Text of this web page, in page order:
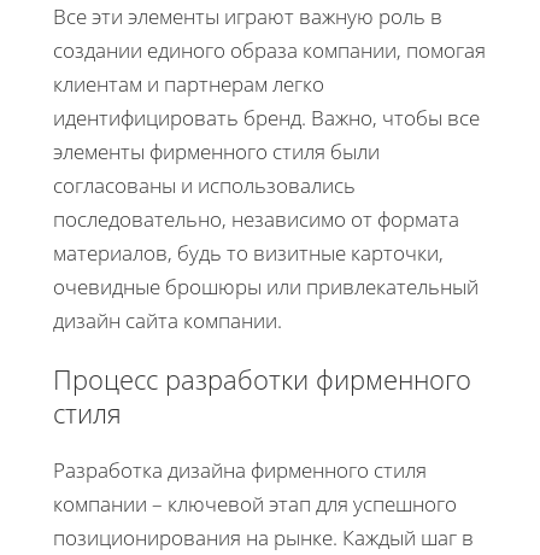
Все эти элементы играют важную роль в
создании единого образа компании, помогая
клиентам и партнерам легко
идентифицировать бренд. Важно, чтобы все
элементы фирменного стиля были
согласованы и использовались
последовательно, независимо от формата
материалов, будь то визитные карточки,
очевидные брошюры или привлекательный
дизайн сайта компании.
Процесс разработки фирменного
стиля
Разработка дизайна фирменного стиля
компании – ключевой этап для успешного
позиционирования на рынке. Каждый шаг в